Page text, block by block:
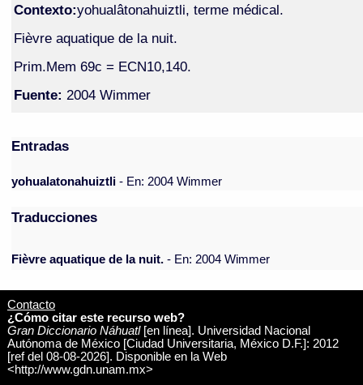
Contexto:yohualâtonahuiztli, terme médical.
Fièvre aquatique de la nuit.
Prim.Mem 69c = ECN10,140.
Fuente: 2004 Wimmer
Entradas
yohualatonahuiztli- En: 2004 Wimmer
Traducciones
Fièvre aquatique de la nuit. - En: 2004 Wimmer
Contacto
¿Cómo citar este recurso web?
Gran Diccionario Náhuatl[en línea]. Universidad Nacional
Autónoma de México [Ciudad Universitaria, México D.F.]: 2012
[ref del 08-08-2026]. Disponible en la Web
<http://www.gdn.unam.mx>